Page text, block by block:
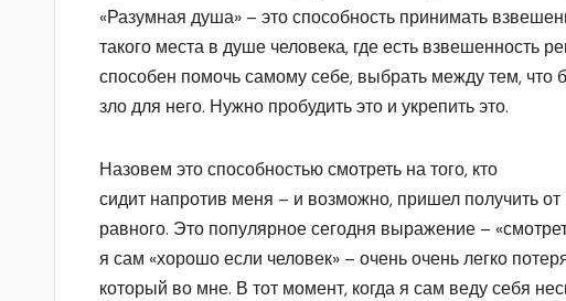
«Разумная душа» – это способность принимать
такого места в душе человека, где есть взвешенность
способен помочь самому себе, выбрать между тем, что
зло для него. Нужно пробудить это и укрепить это.
Назовем это способностью смотреть на того, кто
сидит напротив меня – и возможно, пришел получить
равного. Это популярное сегодня выражение –
я сам «хорошо если человек» – очень очень легко
который во мне. В тот момент, когда я сам веду себя